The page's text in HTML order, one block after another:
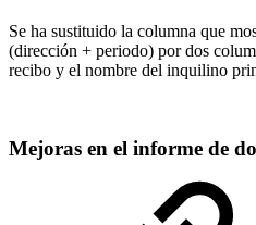
Se ha sustituido la columna que
(dirección + periodo) por dos
recibo y el nombre del inquilino
Mejoras en el informe de